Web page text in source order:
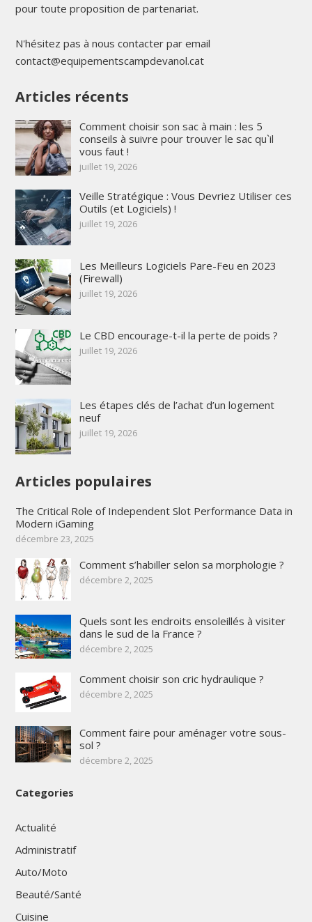
pour toute proposition de partenariat.
N'hésitez pas à nous contacter par email
contact@equipementscampdevanol.cat
Articles récents
Comment choisir son sac à main : les 5
conseils à suivre pour trouver le sac qu`il
vous faut !
juillet 19, 2026
Veille Stratégique : Vous Devriez Utiliser ces
Outils (et Logiciels) !
juillet 19, 2026
Les Meilleurs Logiciels Pare-Feu en 2023
(Firewall)
juillet 19, 2026
Le CBD encourage-t-il la perte de poids ?
juillet 19, 2026
Les étapes clés de l’achat d’un logement
neuf
juillet 19, 2026
Articles populaires
The Critical Role of Independent Slot Performance Data in
Modern iGaming
décembre 23, 2025
Comment s’habiller selon sa morphologie ?
décembre 2, 2025
Quels sont les endroits ensoleillés à visiter
dans le sud de la France ?
décembre 2, 2025
Comment choisir son cric hydraulique ?
décembre 2, 2025
Comment faire pour aménager votre sous-
sol ?
décembre 2, 2025
Categories
Actualité
Administratif
Auto/Moto
Beauté/Santé
Cuisine